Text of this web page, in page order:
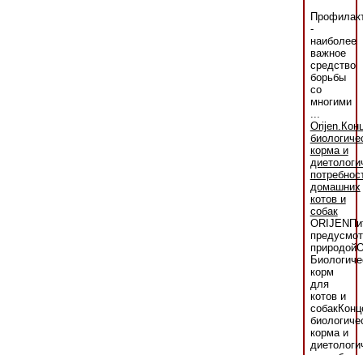
-
наиболее
важное
средство
борьбы
со
многими
...
корма и
домашних
котов и
собак
корм
для
котов и
корма и